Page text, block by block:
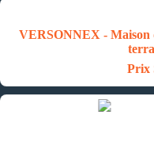
VERSONNEX - Maison
Prix